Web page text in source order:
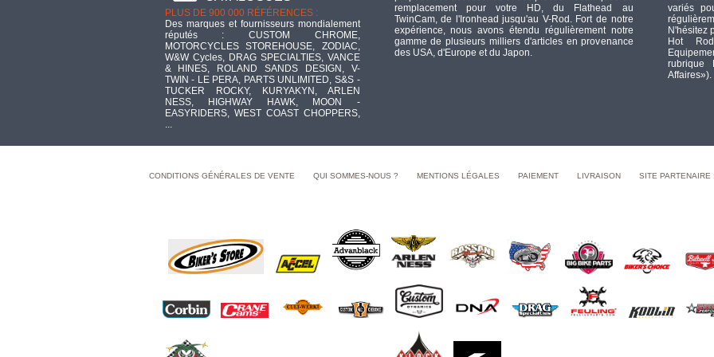
PLUS DE 900 000 RÉFÉRENCES :
Des marques et fournisseurs mondialement
réputés : CUSTOM CHROME,
MOTORCYCLES STOREHOUSE, ZODIAC,
W&W Cycles, DRAG SPECIALTIES, VANCE
& HINES, ROLAND SANDS DESIGN, V-
TWIN - LE PERA, PARTS UNLIMITED, S&S -
TUCKER ROCKY, KURYAKYN, ARLEN
NESS, HIGHWAY HAWK, MOON -
EASYRIDERS, WEST COAST CHOPPERS,
...
remplacement pour votre HD, du Flathead au
TwinCam, de l'Ironhead jusqu'au V-Rod. Fort de notre
expérience, nous avons étendu régulièrement notre
gamme de plusieurs milliers d'articles en provenance
des USA, d'Europe et du Japon.
variés
N'hésitez
Hot
rubrique
Affaires»).
CONDITIONS GÉNÉRALES DE VENTE QUI SOMMES-NOUS ? MENTIONS LÉGALES PAIEMENT LIVRAISON SITE PARTENAIRE